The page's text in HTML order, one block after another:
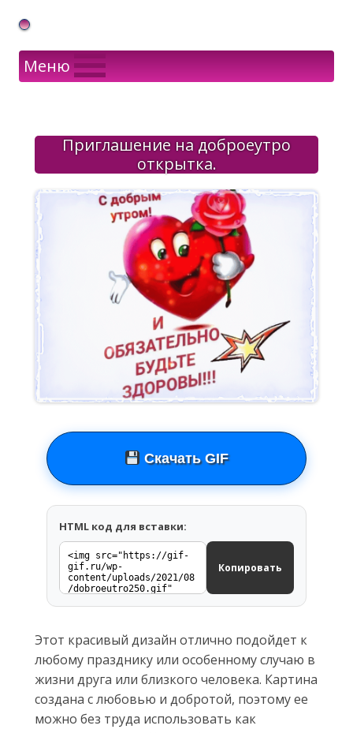
Gif Открытки в подарок
Меню
Приглашение на доброеутро
открытка.
Скачать GIF
HTML код для вставки:
Копировать
Этот красивый дизайн отлично подойдет к
любому празднику или особенному случаю в
жизни друга или близкого человека. Картина
создана с любовью и добротой, поэтому ее
можно без труда использовать как